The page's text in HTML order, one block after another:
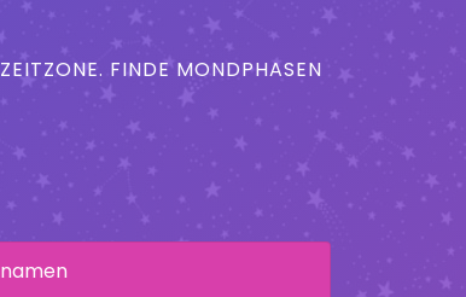
FINDE MONDPHASEN